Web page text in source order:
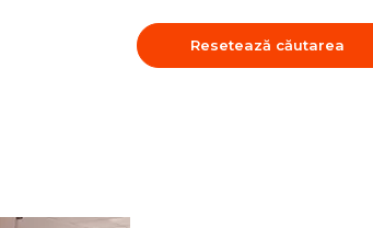
Resetează căutarea